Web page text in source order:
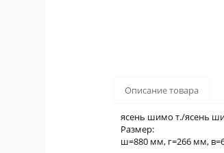
Описание товара
ясень шимо т./ясень
Размер:
ш=880 мм, г=266 мм,